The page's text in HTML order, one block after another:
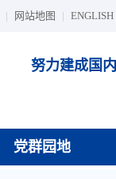
| 网站地图 | ENGLISH
努力建成国
党群园地